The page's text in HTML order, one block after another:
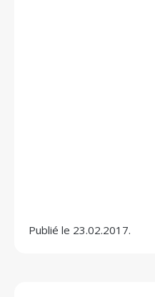
Publié le 23.02.2017.